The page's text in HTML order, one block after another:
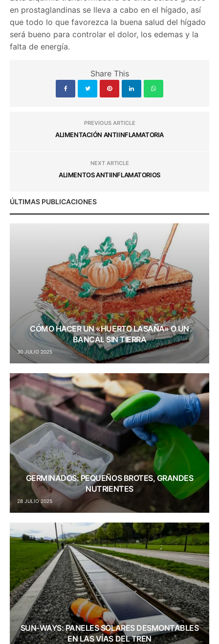
en prostaglandinas se lleva a cabo en el hígado, así
que todo lo que favorezca la buena salud del hígado
será bueno para controlar el dolor, los edemas y la
falta de energía.
Share This
PREVIOUS ARTICLE
ALIMENTACIÓN ANTIINFLAMATORIA
NEXT ARTICLE
ALIMENTOS ANTIINFLAMATORIOS
ÚLTIMAS PUBLICACIONES
CÓMO HACER UN «HUERTO LASAÑA» O UN
BANCAL SIN TIERRA
30 JULIO 2025
GERMINADOS: PEQUEÑOS BROTES, GRANDES
NUTRIENTES
28 JULIO 2025
SUN-WAYS: PANELES SOLARES DESMONTABLES
EN LAS VÍAS DEL TREN